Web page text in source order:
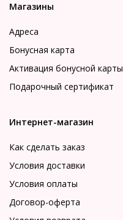
Магазины
Адреса
Бонусная карта
Активация бонусной карты
Подарочный сертификат
Интернет-магазин
Как сделать заказ
Условия доставки
Условия оплаты
Договор-оферта